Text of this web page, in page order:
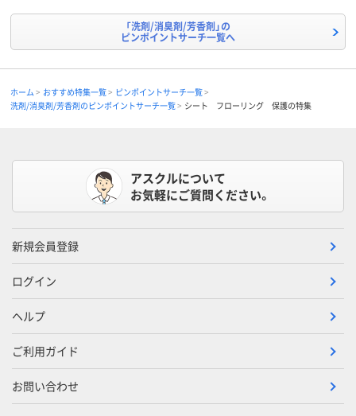
「洗剤/消臭剤/芳香剤」の
ピンポイントサーチ一覧へ
ホーム おすすめ特集一覧
ピンポイントサーチ一覧
洗剤/消臭剤/芳香剤のピンポイントサーチ一覧
シート フローリング 保護の特集
アスクルについて
お気軽にご質問ください。
新規会員登録
ログイン
ヘルプ
ご利用ガイド
お問い合わせ